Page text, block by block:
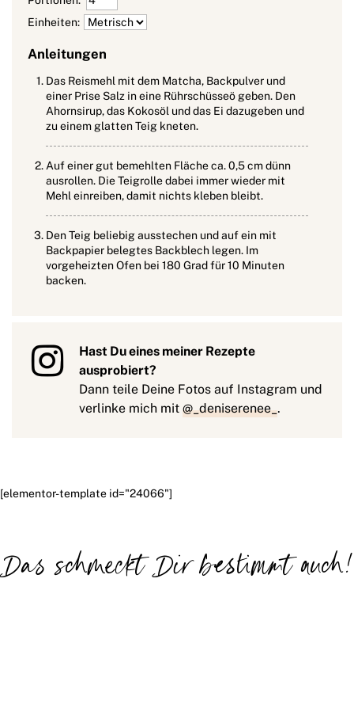
Einheiten:
Anleitungen
Das Reismehl mit dem Matcha, Backpulver und
einer Prise Salz in eine Rührschüsseö geben. Den
Ahornsirup, das Kokosöl und das Ei dazugeben und
zu einem glatten Teig kneten.
Auf einer gut bemehlten Fläche ca. 0,5 cm dünn
ausrollen. Die Teigrolle dabei immer wieder mit
Mehl einreiben, damit nichts kleben bleibt.
Den Teig beliebig ausstechen und auf ein mit
Backpapier belegtes Backblech legen. Im
vorgeheizten Ofen bei 180 Grad für 10 Minuten
backen.
Hast Du eines meiner Rezepte
ausprobiert?
Dann teile Deine Fotos auf Instagram und
verlinke mich mit @_deniserenee_.
[elementor-template id="24066"]
Das schmeckt Dir bestimmt auch!